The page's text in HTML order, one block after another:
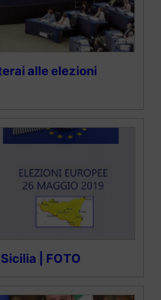
alle elezioni
| FOTO